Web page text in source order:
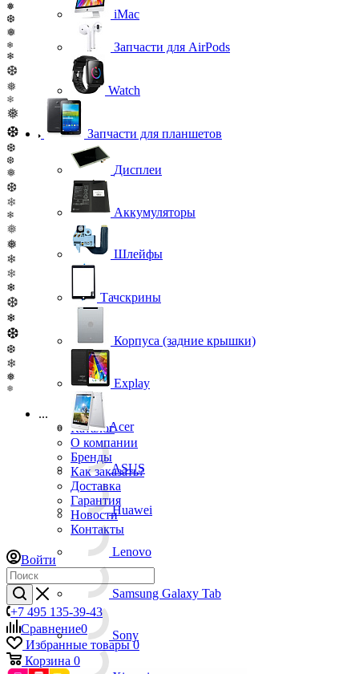
❅
❆
❅
❄
❄
❆
❅
❄
❅
❆
❆
❆
❅
❆
❄
❄
❅
❅
❄
❄
❄
❆
❄
❆
❆
❄
❅
❅
...
Каталог
О компании
Бренды
Как заказать?
Доставка
Гарантия
Новости
Контакты
Войти
+7 495 135-39-43
Сравнение0
Избранные товары 0
Корзина 0
iMac
Запчасти для AirPods
Watch
Запчасти для планшетов
Дисплеи
Аккумуляторы
Шлейфы
Тачскрины
Корпуса (задние крышки)
Explay
Acer
ASUS
Huawei
Lenovo
Samsung Galaxy Tab
Sony